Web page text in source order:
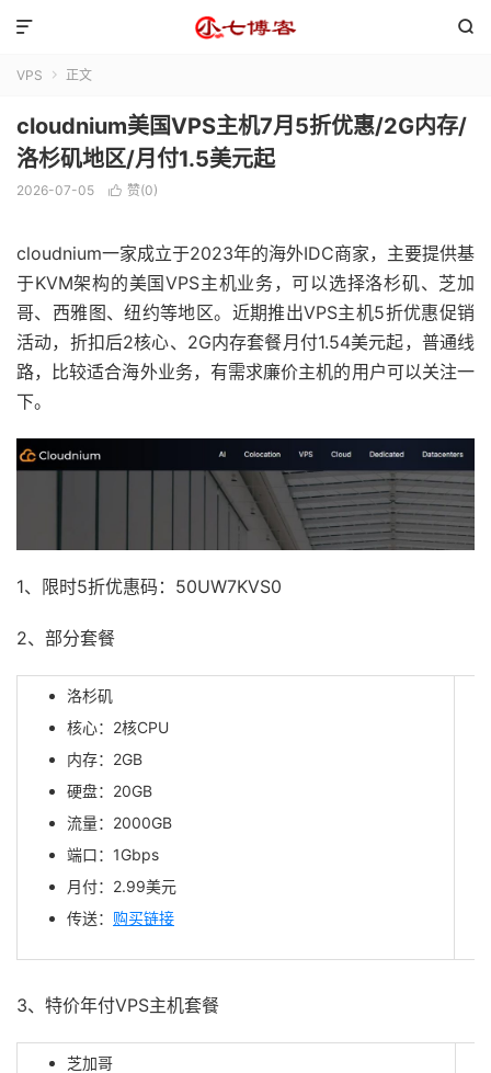


VPS  正文
cloudnium美国VPS主机7月5折优惠/2G内存/
洛杉矶地区/月付1.5美元起
2026-07-05  赞(0)
cloudnium一家成立于2023年的海外IDC商家，主要提供基
于KVM架构的美国VPS主机业务，可以选择洛杉矶、芝加
哥、西雅图、纽约等地区。近期推出VPS主机5折优惠促销
活动，折扣后2核心、2G内存套餐月付1.54美元起，普通线
路，比较适合海外业务，有需求廉价主机的用户可以关注一
下。
1、限时5折优惠码：50UW7KVS0
2、部分套餐
洛杉矶
核心：2核CPU
内存：2GB
硬盘：20GB
流量：2000GB
端口：1Gbps
月付：2.99美元
传送： 购买链接
3、特价年付VPS主机套餐
芝加哥